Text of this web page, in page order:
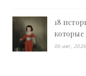
18
все
06-авг, 2026